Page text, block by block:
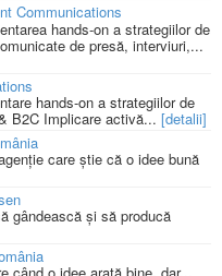
Communications
hands-on a strategiilor de
de presă, interviuri,...
hands-on a strategiilor de
B2C Implicare activă... [detalii]
care știe că o idee bună
gândească și să producă